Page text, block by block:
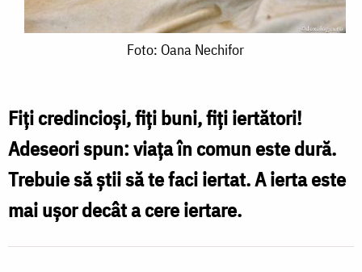
Foto: Oana Nechifor
Fiți credincioși, fiți buni, fiți iertători!
Adeseori spun: viața în comun este dură.
Trebuie să știi să te faci iertat. A ierta este
mai ușor decât a cere iertare.